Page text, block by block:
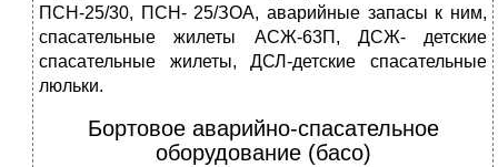
ПСН-25/30, ПСН- 25/ЗОА, аварийные запасы к ним,
спасательные жилеты АСЖ-63П, ДСЖ- детские
спасательные жилеты, ДСЛ-детские спасательные
люльки.
Бортовое аварийно-спасательное
оборудование (басо)